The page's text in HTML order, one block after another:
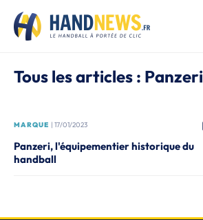
Tous les articles : Panzeri
MARQUE | 17/01/2023
Panzeri, l'équipementier historique du
handball